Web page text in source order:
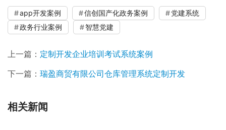
app开发案例 信创国产化政务案例
党建系统
政务行业案例
智慧党建
上一篇： 定制开发企业培训考试系统案例
下一篇： 瑞盈商贸有限公司仓库管理系统定制开发
相关新闻